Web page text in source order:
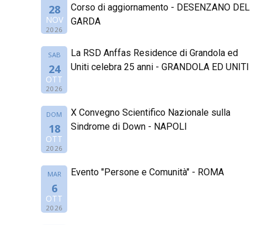
28
NOV
2026
Corso di aggiornamento - DESENZANO DEL
GARDA
SAB
24
OTT
2026
La RSD Anffas Residence di Grandola ed
Uniti celebra 25 anni - GRANDOLA ED UNITI
DOM
18
OTT
2026
X Convegno Scientifico Nazionale sulla
Sindrome di Down - NAPOLI
MAR
6
OTT
2026
Evento "Persone e Comunità" - ROMA